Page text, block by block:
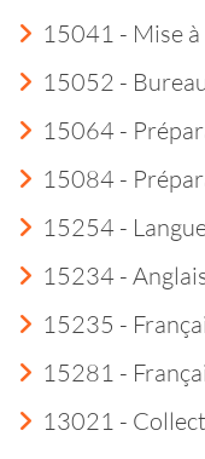
15041 - Mise à
15052 -
15064 -
15084 -
15254 -
15234 -
15235 -
15281 -
13021 -